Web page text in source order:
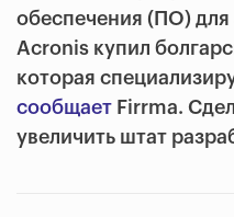
обеспечения (ПО)
Acronis купил
которая
сообщает Firrma.
увеличить штат